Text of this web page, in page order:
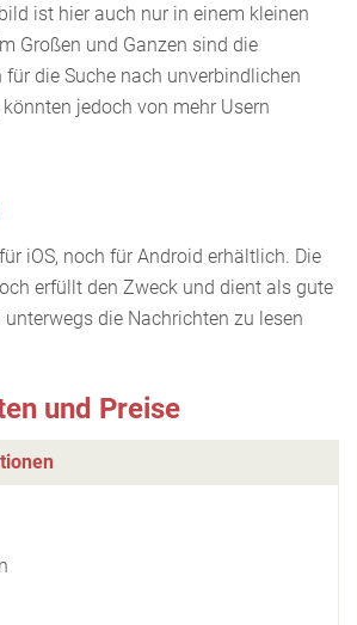
ist hier auch nur in einem kleinen
Großen und Ganzen sind die
die Suche nach unverbindlichen
jedoch von mehr Usern
iOS, noch für Android erhältlich. Die
erfüllt den Zweck und dient als gute
die Nachrichten zu lesen
und Preise